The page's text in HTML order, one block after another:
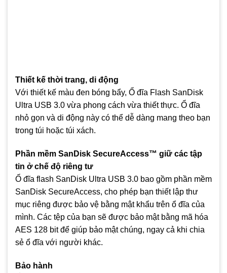
Thiết kế thời trang, di động
Với thiết kế màu đen bóng bẩy, Ổ đĩa Flash SanDisk
Ultra USB 3.0 vừa phong cách vừa thiết thực. Ổ đĩa
nhỏ gọn và di động này có thể dễ dàng mang theo bạn
trong túi hoặc túi xách.
Phần mềm SanDisk SecureAccess™ giữ các tập
tin ở chế độ riêng tư
Ổ đĩa flash SanDisk Ultra USB 3.0 bao gồm phần mềm
SanDisk SecureAccess, cho phép bạn thiết lập thư
mục riêng được bảo vệ bằng mật khẩu trên ổ đĩa của
mình. Các tệp của bạn sẽ được bảo mật bằng mã hóa
AES 128 bit để giúp bảo mật chúng, ngay cả khi chia
sẻ ổ đĩa với người khác.
Bảo hành